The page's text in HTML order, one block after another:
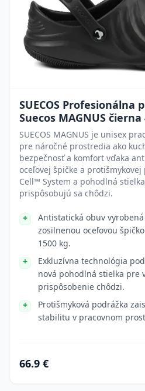
SUECOS Profesionálna
Suecos MAGNUS čierna
SUECOS MAGNUS je unisex
pre náročné prostredia ako
bezpečnosť a komfort vďaka
oceľovej špičke a protišmykovej
Cell™ System a pohodlná
prispôsobujú sa chôdzi.
Antistatická obuv
zosilnenou oceľovou
1500 kg.
Exkluzívna technológia
nová pohodlná stielka pre
prispôsobenie chôdzi.
Protišmyková podrážka
stabilitu v pracovnom
66.9 €